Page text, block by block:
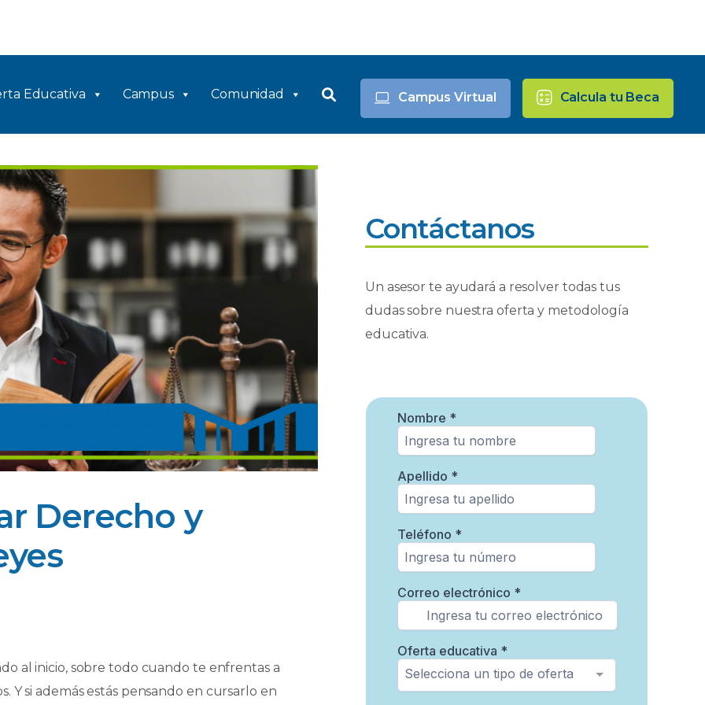
Educativa Campus Comunidad Campus Virtual Calcula tu Beca
Derecho y
al inicio, sobre todo cuando te enfrentas a
Y si además estás pensando en cursarlo en
Contáctanos
Un asesor te ayudará a resolver todas tus
dudas sobre nuestra oferta y metodología
educativa.